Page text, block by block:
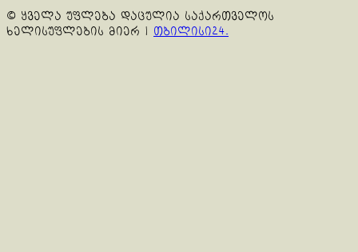
© ყველა უფლება დაცულია საქართველოს
ხელისუფლების მიერ | თბილისი24.